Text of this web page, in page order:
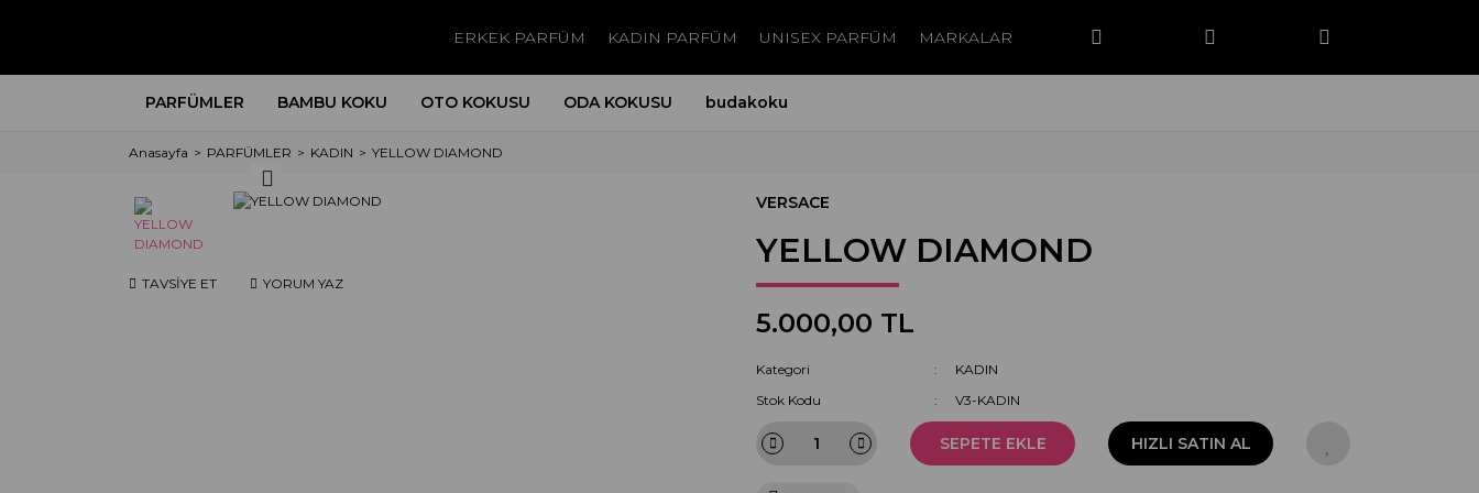
ERKEK PARFÜM KADIN PARFÜM UNISEX PARFÜM MARKALAR
PARFÜMLER BAMBU KOKU OTO KOKUSU ODA KOKUSU budakoku
Anasayfa PARFÜMLER KADIN YELLOW DIAMOND
TAVSİYE ET YORUM YAZ
VERSACE
YELLOW DIAMOND
5.000,00 TL
Kategori
KADIN
Stok Kodu
V3-KADIN
SEPETE EKLE HIZLI SATIN AL